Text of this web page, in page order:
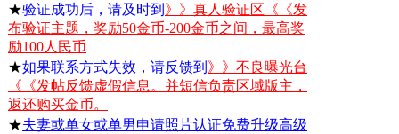
★验证成功后，请及时到 》》真人验证区《《发
布验证主题，奖励50金币-200金币之间，最高奖
励100人民币
★如果联系方式失效，请反馈到 》》不良曝光台
《《发帖反馈虚假信息。并短信负责区域版主，
返还购买金币。
★夫妻或单女或单男申请照片认证免费升级高级